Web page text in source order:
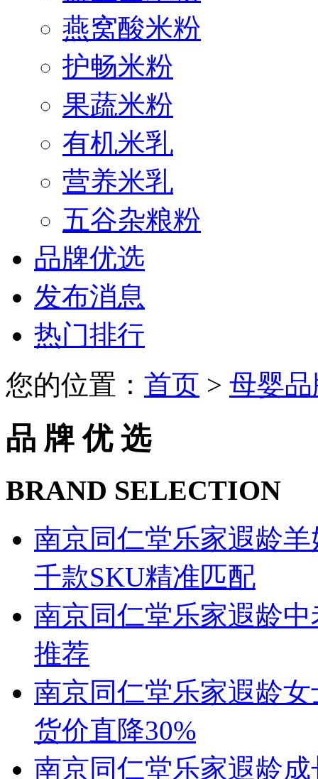
燕窝酸米粉
护畅米粉
果蔬米粉
有机米乳
营养米乳
五谷杂粮粉
品牌优选
发布消息
热门排行
您的位置： 首页 > 母婴
品 牌 优 选
BRAND SELECTION
南京同仁堂乐家遐龄
千款SKU精准匹配
南京同仁堂乐家遐龄
推荐
南京同仁堂乐家遐龄
货价直降30%
南京同仁堂乐家遐龄